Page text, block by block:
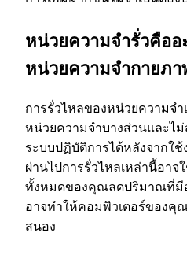
หน่วยความจํารั่วคืออ
หน่วยความจํากายภา
การรั่วไหลของหน่วยความจํ
หน่วยความจําบางส่วนและไ
ระบบปฏิบัติการได้หลังจากใช้
ผ่านไปการรั่วไหลเหล่านี้อา
ทั้งหมดของคุณลดปริมาณที่มี
อาจทําให้คอมพิวเตอร์ของคุ
สนอง